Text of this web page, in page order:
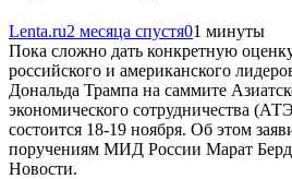
Lenta.ru2 месяца спустя01 минуты
Пока сложно дать конкретную
российского и американского
Дональда Трампа на саммите
экономического сотрудничества
состоится 18-19 ноября. Об этом
поручениям МИД России Марат
Новости.